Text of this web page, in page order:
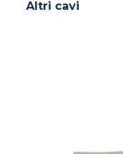
Altri cavi